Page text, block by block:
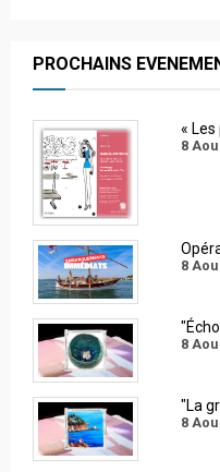
PROCHAINS
«
8
8
8
"La
8